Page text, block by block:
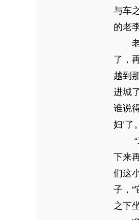
与车
的老
了，
越到
进城
谁说
妇’了
下来
们这
子，“
之下